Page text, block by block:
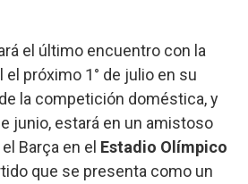
el último encuentro con la
próximo 1° de julio en su
la competición doméstica, y
junio, estará en un amistoso
Barça en el Estadio Olímpico
que se presenta como un